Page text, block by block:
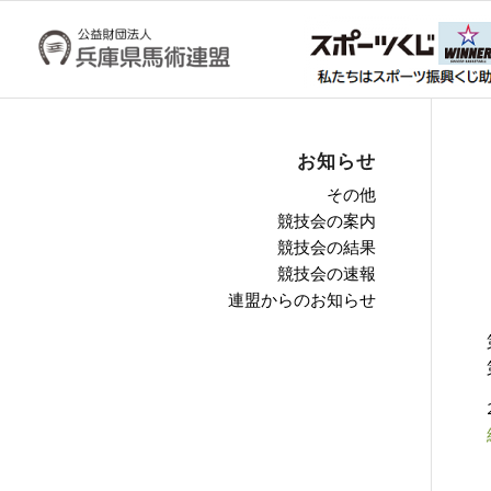
お知らせ
その他
競技会の案内
競技会の結果
競技会の速報
連盟からのお知らせ